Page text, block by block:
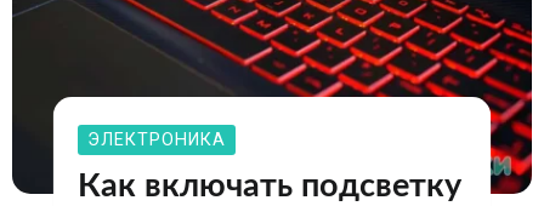
ЭЛЕКТРОНИКА
Как включать подсветку